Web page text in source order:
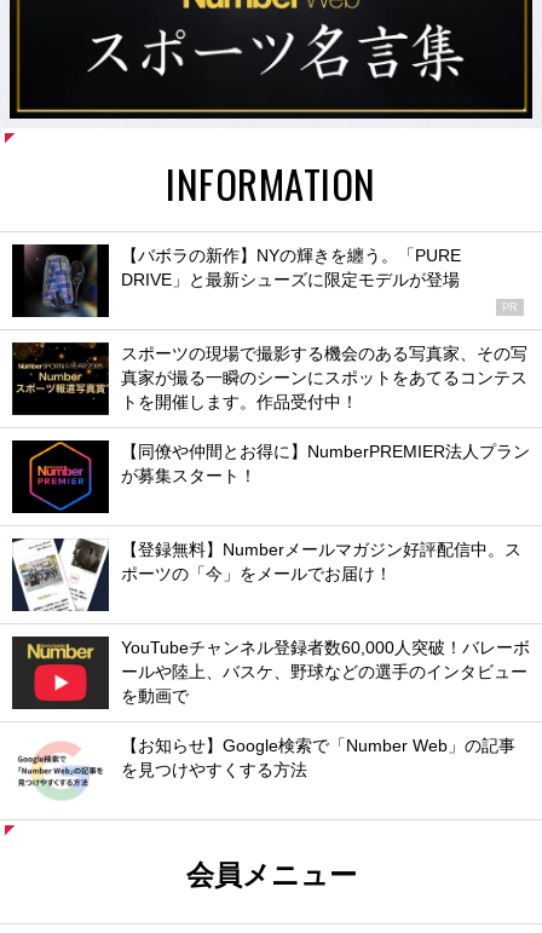
INFORMATION
【バボラの新作】NYの輝きを纏う。「PURE
DRIVE」と最新シューズに限定モデルが登場
PR
スポーツの現場で撮影する機会のある写真家、その写
真家が撮る一瞬のシーンにスポットをあてるコンテス
トを開催します。作品受付中！
【同僚や仲間とお得に】NumberPREMIER法人プラン
が募集スタート！
【登録無料】Numberメールマガジン好評配信中。ス
ポーツの「今」をメールでお届け！
YouTubeチャンネル登録者数60,000人突破！バレーボ
ールや陸上、バスケ、野球などの選手のインタビュー
を動画で
【お知らせ】Google検索で「Number Web」の記事
を見つけやすくする方法
会員メニュー